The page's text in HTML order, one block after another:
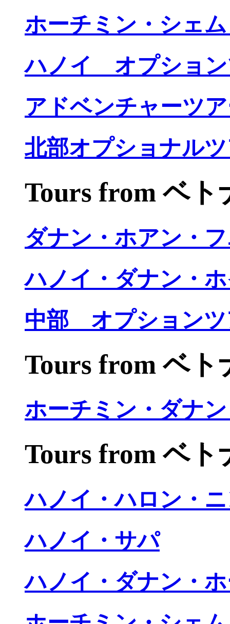
ホーチミン・シェ
ハノイ オプション
アドベンチャーツ
北部オプショナル
Tours from ベト
ダナン・ホアン・
ハノイ・ダナン・
中部 オプションツ
Tours from ベト
ホーチミン・ダナ
Tours from ベト
ハノイ・ハロン・
ハノイ・サパ
ハノイ・ダナン・